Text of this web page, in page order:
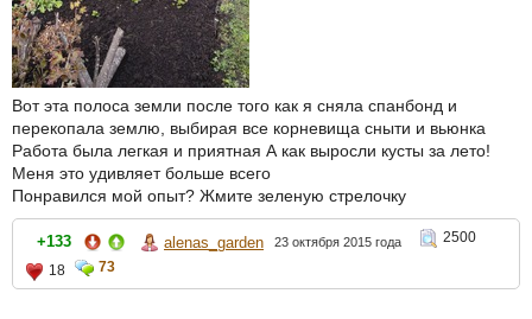
Вот эта полоса земли после того как я сняла спанбонд и
перекопала землю, выбирая все корневища сныти и вьюнка
Работа была легкая и приятная А как выросли кусты за лето!
Меня это удивляет больше всего
Понравился мой опыт? Жмите зеленую стрелочку
+133 alenas_garden 23 октября 2015 года
2500
18
73